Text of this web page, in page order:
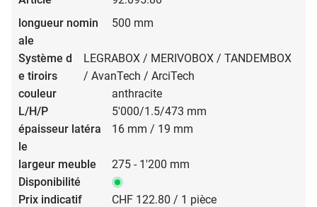
500 mm
LEGRABOX / MERIVOBOX / TANDEMBOX
/ AvanTech / ArciTech
anthracite
5'000/1.5/473 mm
16 mm / 19 mm
275 - 1'200 mm
CHF 122.80 / 1 pièce